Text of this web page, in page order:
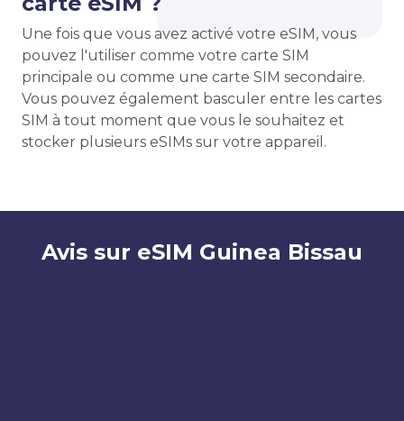
Une fois que vous avez activé votre eSIM, vous
pouvez l'utiliser comme votre carte SIM
principale ou comme une carte SIM secondaire.
Vous pouvez également basculer entre les cartes
SIM à tout moment que vous le souhaitez et
stocker plusieurs eSIMs sur votre appareil.
Avis sur eSIM Guinea Bissau